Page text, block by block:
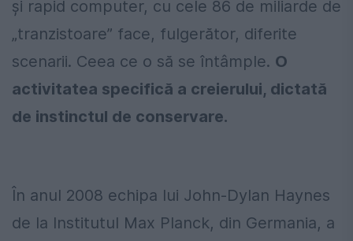
şi rapid computer, cu cele 86 de miliarde de
„tranzistoare” face, fulgerător, diferite
scenarii. Ceea ce o să se întâmple. O
activitatea specifică a creierului, dictată
de instinctul de conservare.
În anul 2008 echipa lui John-Dylan Haynes
de la Institutul Max Planck, din Germania, a